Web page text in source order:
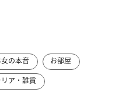
の本音
お部屋
ア・雑貨